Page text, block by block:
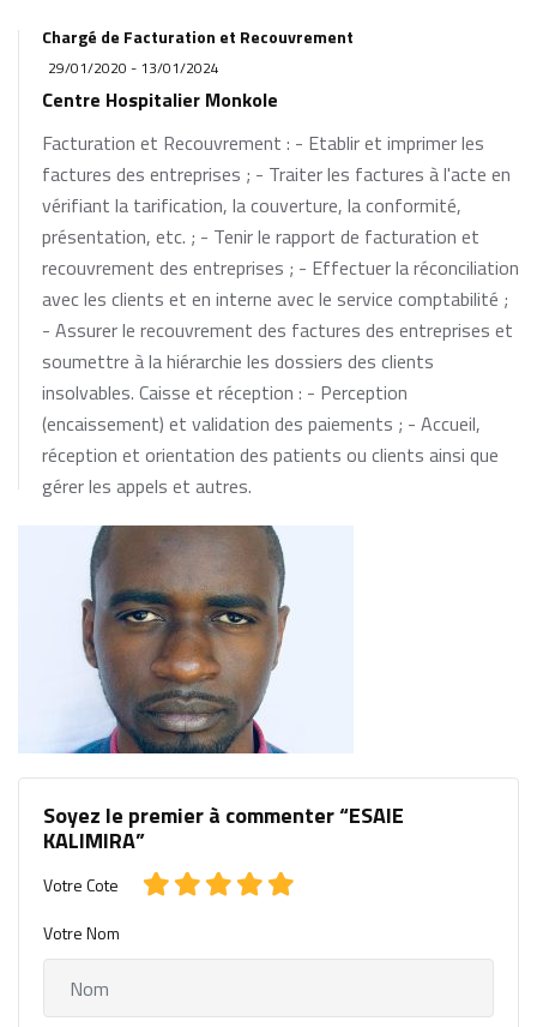
Chargé de Facturation et Recouvrement
29/01/2020 - 13/01/2024
Centre Hospitalier Monkole
Facturation et Recouvrement : - Etablir et imprimer les
factures des entreprises ; - Traiter les factures à l'acte en
vérifiant la tarification, la couverture, la conformité,
présentation, etc. ; - Tenir le rapport de facturation et
recouvrement des entreprises ; - Effectuer la réconciliation
avec les clients et en interne avec le service comptabilité ;
- Assurer le recouvrement des factures des entreprises et
soumettre à la hiérarchie les dossiers des clients
insolvables. Caisse et réception : - Perception
(encaissement) et validation des paiements ; - Accueil,
réception et orientation des patients ou clients ainsi que
gérer les appels et autres.
Soyez le premier à commenter “ESAIE
KALIMIRA”
Votre Cote
Votre Nom